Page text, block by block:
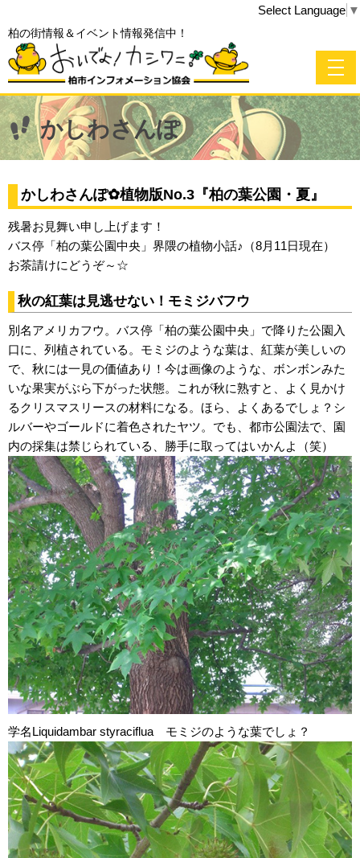
柏の街情報＆イベント情報発信中！
Select Language ▼
かしわさんぽ
かしわさんぽ✿植物版No.3『柏の葉公園・夏』
残暑お見舞い申し上げます！
バス停「柏の葉公園中央」界隈の植物小話♪（8月11日現在）
お茶請けにどうぞ～☆
秋の紅葉は見逃せない！モミジバフウ
別名アメリカフウ。バス停「柏の葉公園中央」で降りた公園入
口に、列植されている。モミジのような葉は、紅葉が美しいの
で、秋には一見の価値あり！今は画像のような、ボンボンみた
いな果実がぶら下がった状態。これが秋に熟すと、よく見かけ
るクリスマスリースの材料になる。ほら、よくあるでしょ？シ
ルバーやゴールドに着色されたヤツ。でも、都市公園法で、園
内の採集は禁じられている、勝手に取ってはいかんよ（笑）
学名Liquidambar styraciflua モミジのような葉でしょ？